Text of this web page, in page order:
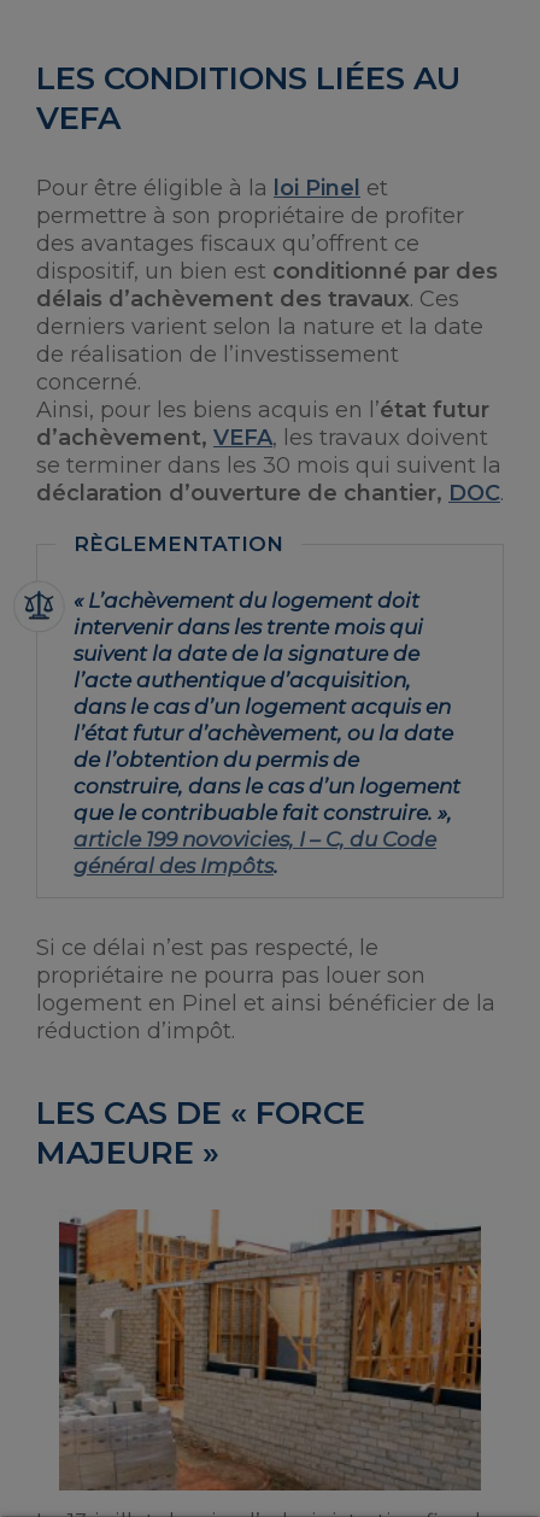
LES CONDITIONS LIÉES AU
VEFA
Pour être éligible à la loi Pinel et
permettre à son propriétaire de profiter
des avantages fiscaux qu’offrent ce
dispositif, un bien est conditionné par des
délais d’achèvement des travaux. Ces
derniers varient selon la nature et la date
de réalisation de l’investissement
concerné.
Ainsi, pour les biens acquis en l’état futur
d’achèvement, VEFA, les travaux doivent
se terminer dans les 30 mois qui suivent la
déclaration d’ouverture de chantier, DOC.
« L’achèvement du logement doit
intervenir dans les trente mois qui
suivent la date de la signature de
l’acte authentique d’acquisition,
dans le cas d’un logement acquis en
l’état futur d’achèvement, ou la date
de l’obtention du permis de
construire, dans le cas d’un logement
que le contribuable fait construire. »,
article 199 novovicies, I – C, du Code
général des Impôts.
Si ce délai n’est pas respecté, le
propriétaire ne pourra pas louer son
logement en Pinel et ainsi bénéficier de la
réduction d’impôt.
LES CAS DE « FORCE
MAJEURE »